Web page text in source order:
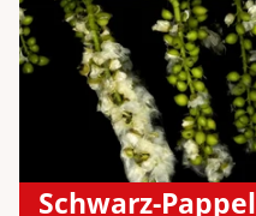
Schwarz-Pappel